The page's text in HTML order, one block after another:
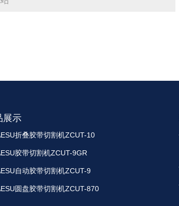
展示
折叠胶带切割机ZCUT-10
胶带切割机ZCUT-9GR
自动胶带切割机ZCUT-9
圆盘胶带切割机ZCUT-870